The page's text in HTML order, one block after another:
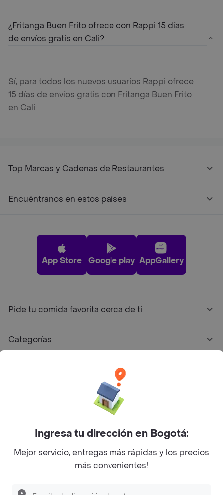
¿Fritanga Buen Frito ofrece con Rappi 15 días
de envíos gratis en Cali?
Sí, para todos los nuevos usuarios Rappi ofrece
15 días de envíos gratis con Fritanga Buen Frito
en Cali
Top Marcas y Cadenas de Restaurantes
Encuéntranos en estos países
App Store Google play AppGallery
Pide tu comida favorita cerca de ti
Categorías
Facebook
Twitter
Instagram
©2026Rappi Inc. All rights reserved.
Ingresa tu dirección en Bogotá:
Mejor servicio, entregas más rápidas y los precios
más convenientes!